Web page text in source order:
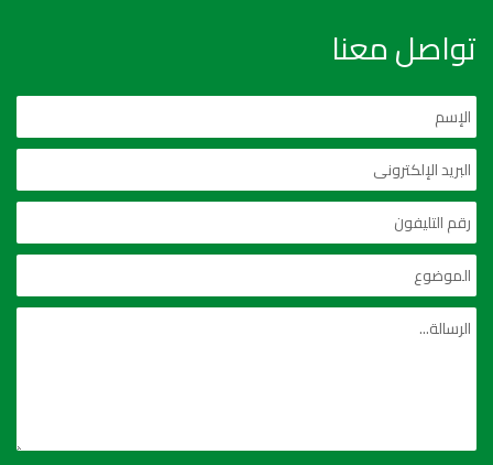
تواصل معنا